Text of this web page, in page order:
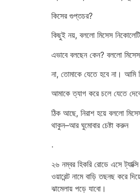
কিসের গুপ্তচর?
কিছুই নয়, বললো মিসেস
এভাবে বলছেন কেন? বললো
না, তোমাকে যেতে হবে না। আমি
আমাকে ত্যাগ করে চলে যেতে
ঠিক আছে, নিরাশ হয়ে বললো
থাকুন–আর ঘুমোবার চেষ্টা করুন
.
২৬ নম্বর হিকরি রোডে এসে
ওয়ারেন্ট নামে বাড়ি তছনছ করে
ঝামেলায় পড়ে যাবো।